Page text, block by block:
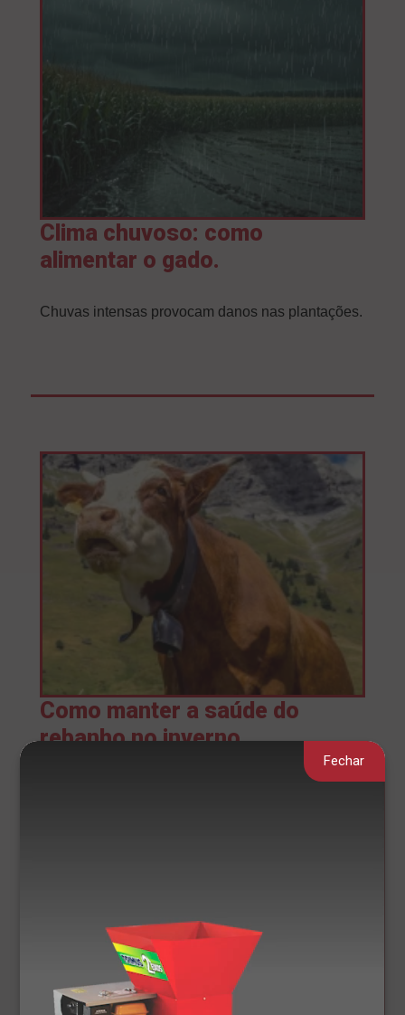
Fechar
Clima chuvoso: como
alimentar o gado.
Chuvas intensas provocam danos nas plantações.
Como manter a saúde do
rebanho no inverno.